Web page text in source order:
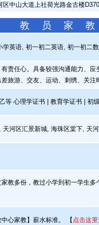
中山大道上社荷光路金古楼
教 员 家
英语, 初一初二英语, 初一初二
责任心。具备较强沟通能力、应
旅游、交友、运动、刺绣、关注
心理学证书 | 教育学证书 | 初
河区汇景新城, 海珠区棠下, 天
教多份，教过小学到初一学生
心家教】薪水标准。 【 点击这